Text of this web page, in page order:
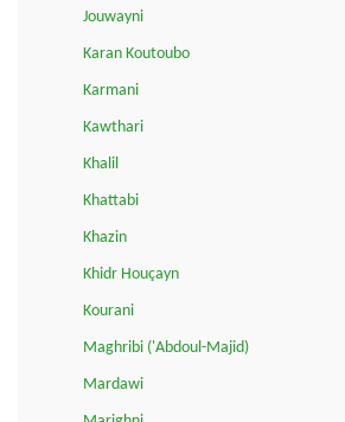
Jouwayni
Karan Koutoubo
Karmani
Kawthari
Khalil
Khattabi
Khazin
Khidr Houçayn
Kourani
Maghribi ('Abdoul-Majid)
Mardawi